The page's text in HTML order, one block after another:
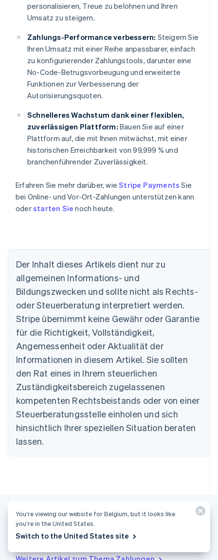
personalisieren, Treue zu belohnen und Ihren
Umsatz zu steigern.
Zahlungs-Performance verbessern: Steigern Sie
Ihren Umsatz mit einer Reihe anpassbarer, einfach
zu konfigurierender Zahlungstools, darunter eine
No-Code-Betrugsvorbeugung und erweiterte
Funktionen zur Verbesserung der
Autorisierungsquoten.
Schnelleres Wachstum dank einer flexiblen,
zuverlässigen Plattform: Bauen Sie auf einer
Plattform auf, die mit Ihnen mitwächst, mit einer
historischen Erreichbarkeit von 99,999 % und
branchenführender Zuverlässigkeit.
Erfahren Sie mehr darüber, wieStripe Payments Sie
bei Online- und Vor-Ort-Zahlungen unterstützen kann
oderstarten Sie noch heute.
Der Inhalt dieses Artikels dient nur zu
allgemeinen Informations- und
Bildungszwecken und sollte nicht als Rechts-
oder Steuerberatung interpretiert werden.
Stripe übernimmt keine Gewähr oder Garantie
für die Richtigkeit, Vollständigkeit,
Angemessenheit oder Aktualität der
Informationen in diesem Artikel. Sie sollten
den Rat eines in Ihrem steuerlichen
Zuständigkeitsbereich zugelassenen
kompetenten Rechtsbeistands oder von einer
Steuerberatungsstelle einholen und sich
hinsichtlich Ihrer speziellen Situation beraten
lassen.
Weitere Artikel
Australien
English
Nederlands FrançaisDeutschEnglish
Brasilien
English
Bulgarien
English
Dänemark
Deutschland
DeutschEnglish
Estland
English
Festlandchina
简体中文
EnglishSvenska
English
Indien
English
Irland
You’re viewing our website for Belgium, but it looks like
you’re in the United States.
Switch to the United States site